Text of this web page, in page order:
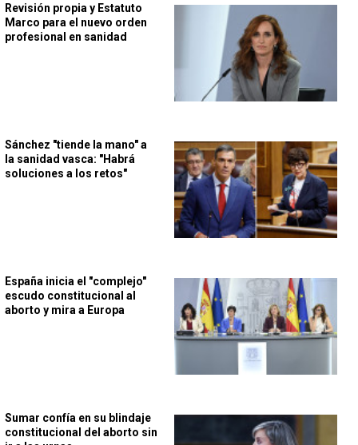
Revisión propia y Estatuto
Marco para el nuevo orden
profesional en sanidad
Sánchez "tiende la mano" a
la sanidad vasca: "Habrá
soluciones a los retos"
España inicia el "complejo"
escudo constitucional al
aborto y mira a Europa
Sumar confía en su blindaje
constitucional del aborto sin